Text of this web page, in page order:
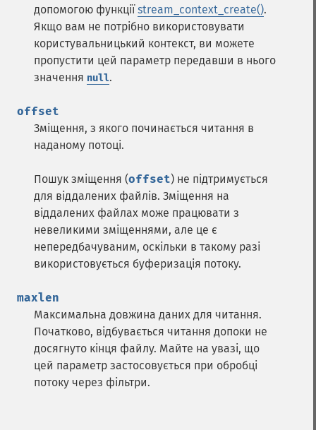
допомогою функціїstream_context_create().
Якщо вам не потрібно використовувати
користувальницький контекст, ви можете
пропустити цей параметр передавши в нього
значення null.
offset
Зміщення, з якого починається читання в
наданому потоці.
Пошук зміщення (offset) не підтримується
для віддалених файлів. Зміщення на
віддалених файлах може працювати з
невеликими зміщеннями, але це є
непередбачуваним, оскільки в такому разі
використовується буферизація потоку.
maxlen
Максимальна довжина даних для читання.
Початково, відбувається читання допоки не
досягнуто кінця файлу. Майте на увазі, що
цей параметр застосовується при обробці
потоку через фільтри.